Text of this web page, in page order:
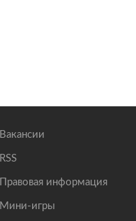
Вакансии
RSS
Правовая информация
Мини-игры